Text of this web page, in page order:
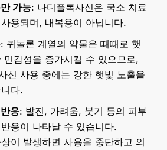
가능: 나디플록사신은 국소 치료
용되며, 내복용이 아닙니다.
: 퀴놀론 계열의 약물은 때때로 햇
민감성을 증가시킬 수 있으므로,
신 사용 중에는 강한 햇빛 노출을
다.
응: 발진, 가려움, 붓기 등의 피부
응이 나타날 수 있습니다.
이 발생하면 사용을 중단하고 의